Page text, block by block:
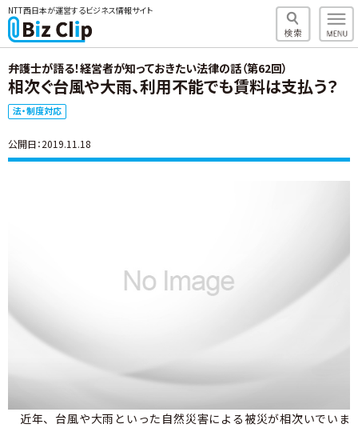
NTT西日本が運営するビジネス情報サイト
弁護士が語る！経営者が知っておきたい法律の話（第62回）
相次ぐ台風や大雨、利用不能でも賃料は支払う？
法・制度対応
公開日：2019.11.18
近年、台風や大雨といった自然災害による被災が相次いでいま